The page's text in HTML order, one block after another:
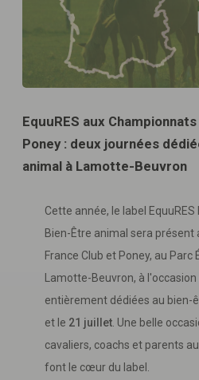
EquuRES aux
Poney : deux journées
animal à Lamotte-Beuvron
Cette année, le label
Bien-Être animal sera présent
France Club et Poney, au Parc
Lamotte-Beuvron, à
entièrement dédiées au bien-
et le 21 juillet . Une belle
cavaliers, coachs et parents
font le cœur du label.